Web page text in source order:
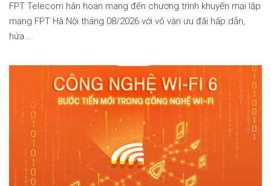
FPT Telecom hân hoan mang đến chương trình khuyến mại lắp
mạng FPT Hà Nội tháng 08/2026 với vô vàn ưu đãi hấp dẫn,
hứa...